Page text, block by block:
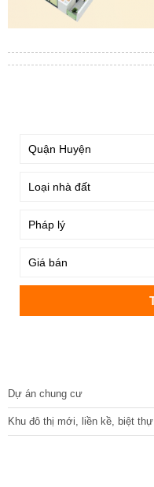
Dự án chung cư
Khu đô thị mới, liền kề, biệt thự